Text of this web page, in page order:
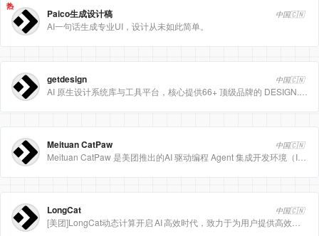
热
Paico生成设计稿 中国🇨🇳
AI一句话生成专业UI，设计从未如此简单。
getdesign 中国🇨🇳
Meituan CatPaw 中国🇨🇳
LongCat 中国🇨🇳